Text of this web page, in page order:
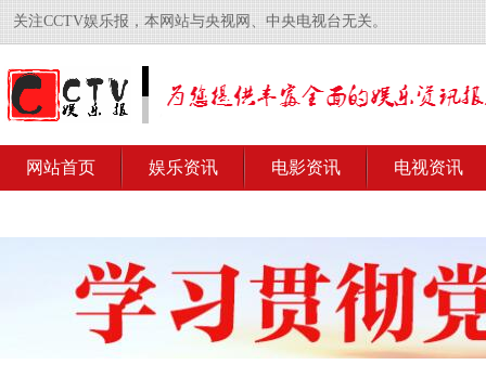
关注CCTV娱乐报，本网站与央视网、中央电视台无关。
网站首页 娱乐资讯 电影资讯 电视资讯